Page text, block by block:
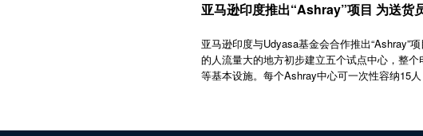
亚马逊印度推出“Ashray”项目 为送货
亚马逊印度与Udyasa基金会合作推出“Ashray”
的人流量大的地方初步建立五个试点中心，整
等基本设施。每个Ashray中心可一次性容纳15